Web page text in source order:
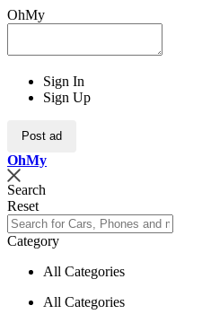
OhMy
Sign In
Sign Up
Post ad
OhMy
Search
Reset
Category
All Categories
All Categories